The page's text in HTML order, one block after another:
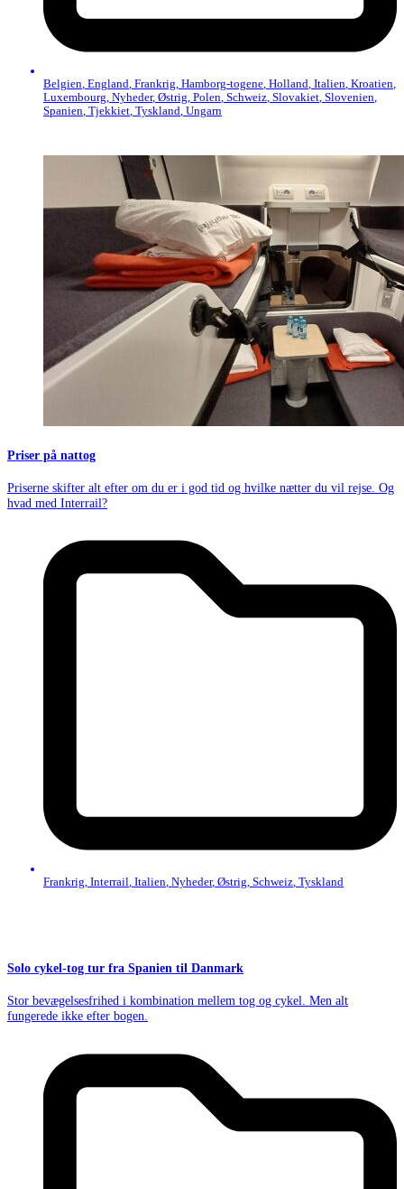
Belgien, England, Frankrig, Hamborg-togene, Holland, Italien, Kroatien,
Luxembourg, Nyheder, Østrig, Polen, Schweiz, Slovakiet, Slovenien,
Spanien, Tjekkiet, Tyskland, Ungarn
Priser på nattog
Priserne skifter alt efter om du er i god tid og hvilke nætter du vil rejse. Og
hvad med Interrail?
Frankrig, Interrail, Italien, Nyheder, Østrig, Schweiz, Tyskland
Solo cykel-tog tur fra Spanien til Danmark
Stor bevægelsesfrihed i kombination mellem tog og cykel. Men alt
fungerede ikke efter bogen.